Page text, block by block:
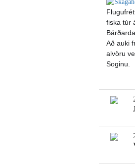
fiska túr
Að auki
alvöru
Soginu.